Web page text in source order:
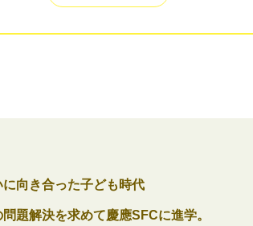
向き合った子ども時代
題解決を求めて慶應SFCに進学。